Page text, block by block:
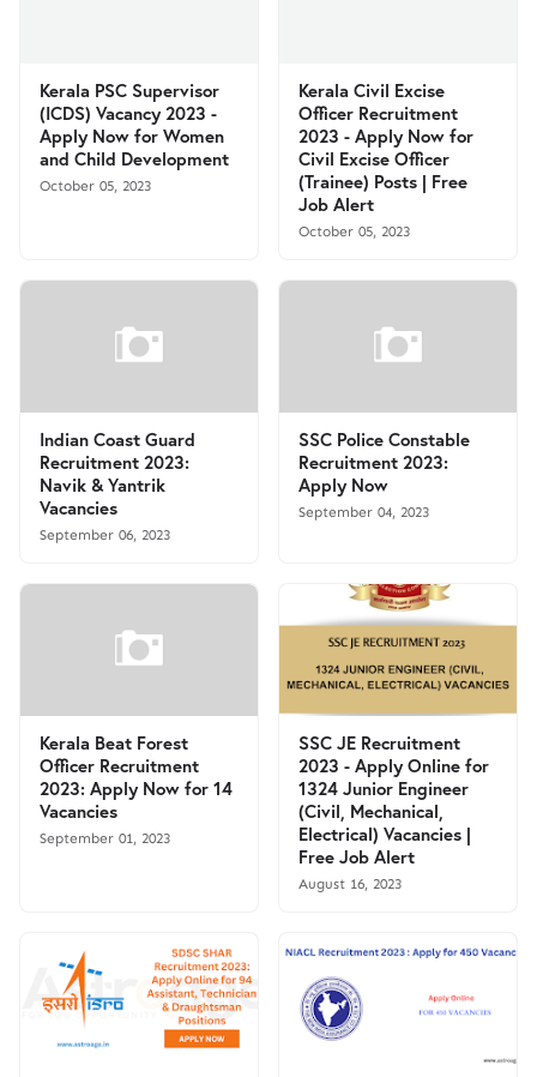
Kerala PSC Supervisor
(ICDS) Vacancy 2023 -
Apply Now for Women
and Child Development
October 05, 2023
Kerala Civil Excise
Officer Recruitment
2023 - Apply Now for
Civil Excise Officer
(Trainee) Posts | Free
Job Alert
October 05, 2023
Indian Coast Guard
Recruitment 2023:
Navik & Yantrik
Vacancies
September 06, 2023
SSC Police Constable
Recruitment 2023:
Apply Now
September 04, 2023
Kerala Beat Forest
Officer Recruitment
2023: Apply Now for 14
Vacancies
September 01, 2023
SSC JE Recruitment
2023 - Apply Online for
1324 Junior Engineer
(Civil, Mechanical,
Electrical) Vacancies |
Free Job Alert
August 16, 2023